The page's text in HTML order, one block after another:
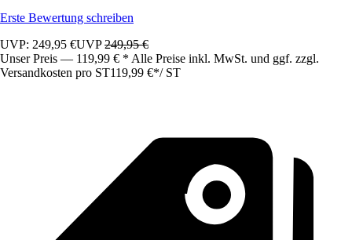
Erste Bewertung schreiben
UVP: 249,95 €UVP249,95 €
Unser Preis — 119,99 € * Alle Preise inkl. MwSt. und ggf. zzgl.
Versandkosten pro ST119,99 €*/ ST